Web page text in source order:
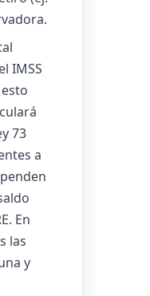
IMSS
73
a
En
las
y